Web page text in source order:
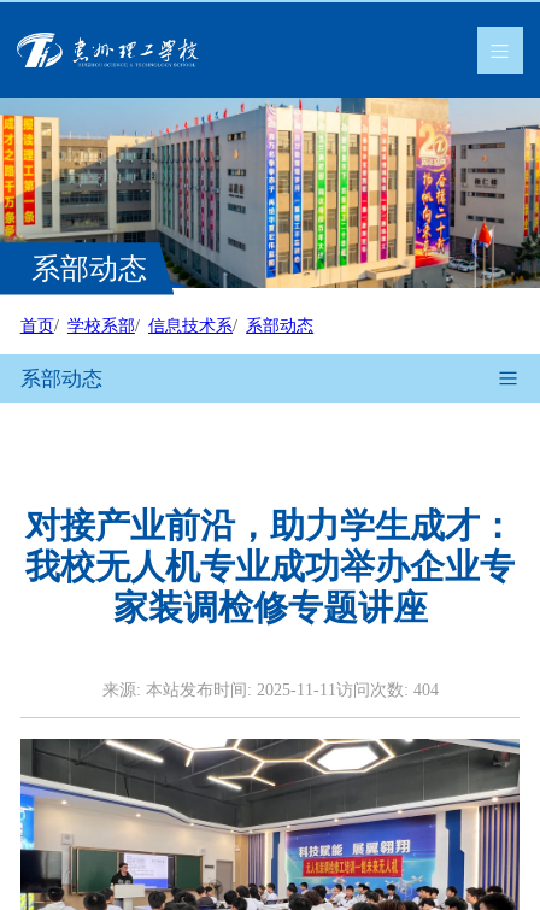
系部动态
首页 学校系部 信息技术系 系部动态
系部动态
对接产业前沿，助力学生成才：
我校无人机专业成功举办企业专
家装调检修专题讲座
来源: 本站发布时间: 2025-11-11访问次数: 404